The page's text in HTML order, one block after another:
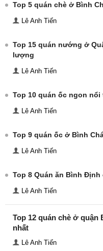
Top 5 quán chè ở Bình
Lê Anh Tiến
Top 15 quán nướng ở
lượng
Lê Anh Tiến
Top 10 quán ốc ngon
Lê Anh Tiến
Top 9 quán ốc ở Bình
Lê Anh Tiến
Top 8 Quán ăn Bình
Lê Anh Tiến
Top 12 quán chè ở quận
nhất
Lê Anh Tiến